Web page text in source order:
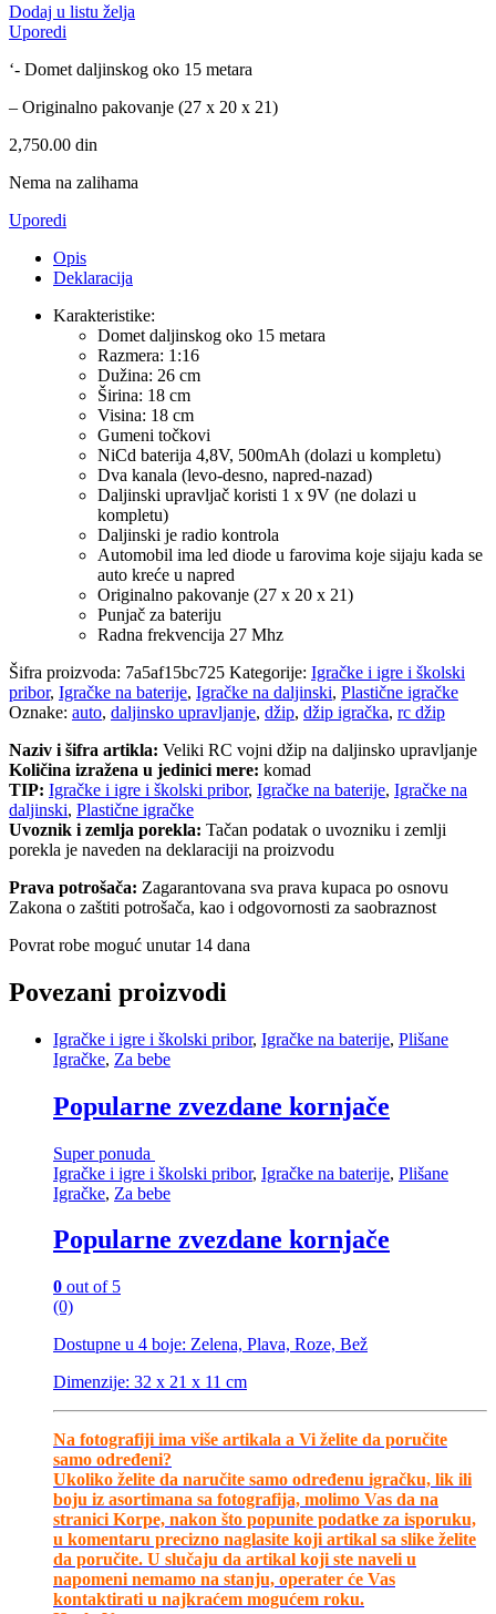
Dodaj u listu želja
Uporedi
‘- Domet daljinskog oko 15 metara
– Originalno pakovanje (27 x 20 x 21)
2,750.00 din
Nema na zalihama
Uporedi
Opis
Deklaracija
Karakteristike:
Domet daljinskog oko 15 metara
Razmera: 1:16
Dužina: 26 cm
Širina: 18 cm
Visina: 18 cm
Gumeni točkovi
NiCd baterija 4,8V, 500mAh (dolazi u kompletu)
Dva kanala (levo-desno, napred-nazad)
Daljinski upravljač koristi 1 x 9V (ne dolazi u
kompletu)
Daljinski je radio kontrola
Automobil ima led diode u farovima koje sijaju kada se
auto kreće u napred
Originalno pakovanje (27 x 20 x 21)
Punjač za bateriju
Radna frekvencija 27 Mhz
Šifra proizvoda: 7a5af15bc725 Kategorije: Igračke i igre i školski
pribor, Igračke na baterije, Igračke na daljinski, Plastične igračke
Oznake: auto, daljinsko upravljanje, džip, džip igračka, rc džip
Naziv i šifra artikla: Veliki RC vojni džip na daljinsko upravljanje
Količina izražena u jedinici mere: komad
TIP: Igračke i igre i školski pribor, Igračke na baterije, Igračke na
daljinski, Plastične igračke
Uvoznik i zemlja porekla: Tačan podatak o uvozniku i zemlji
porekla je naveden na deklaraciji na proizvodu
Prava potrošača: Zagarantovana sva prava kupaca po osnovu
Zakona o zaštiti potrošača, kao i odgovornosti za saobraznost
Povrat robe moguć unutar 14 dana
Povezani proizvodi
Igračke i igre i školski pribor, Igračke na baterije, Plišane
Igračke, Za bebe
Popularne zvezdane kornjače
Super ponuda
Igračke i igre i školski pribor, Igračke na baterije, Plišane
Igračke, Za bebe
Popularne zvezdane kornjače
0 out of 5
(0)
Dostupne u 4 boje: Zelena, Plava, Roze, Bež
Dimenzije: 32 x 21 x 11 cm
Na fotografiji ima više artikala a Vi želite da poručite
samo određeni?
Ukoliko želite da naručite samo određenu igračku, lik ili
boju iz asortimana sa fotografija, molimo Vas da na
stranici Korpe, nakon što popunite podatke za isporuku,
u komentaru precizno naglasite koji artikal sa slike želite
da poručite. U slučaju da artikal koji ste naveli u
napomeni nemamo na stanju, operater će Vas
kontaktirati u najkraćem mogućem roku.